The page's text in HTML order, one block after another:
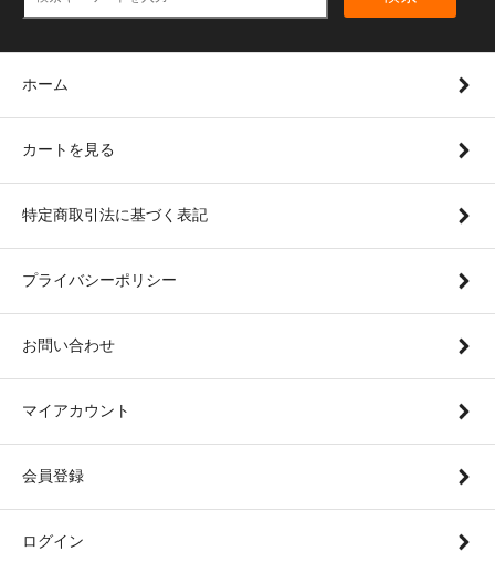
ホーム
カートを見る
特定商取引法に基づく表記
プライバシーポリシー
お問い合わせ
マイアカウント
会員登録
ログイン